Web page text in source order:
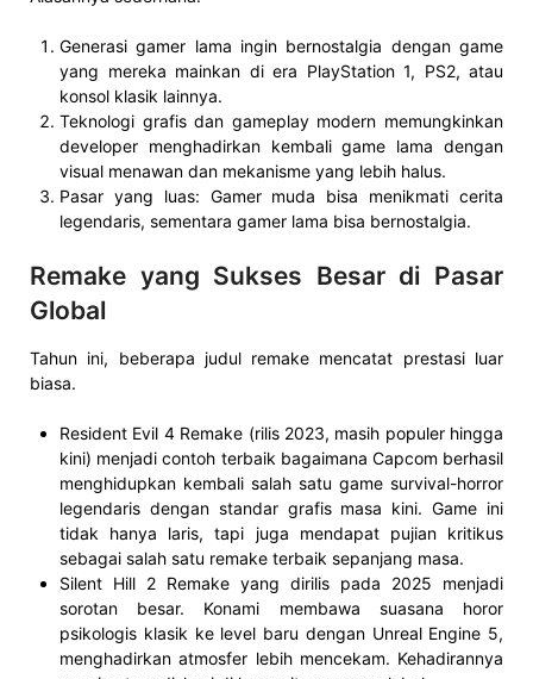
Generasi gamer lama ingin bernostalgia dengan game
yang mereka mainkan di era PlayStation 1, PS2, atau
konsol klasik lainnya.
Teknologi grafis dan gameplay modern memungkinkan
developer menghadirkan kembali game lama dengan
visual menawan dan mekanisme yang lebih halus.
Pasar yang luas: Gamer muda bisa menikmati cerita
legendaris, sementara gamer lama bisa bernostalgia.
Remake yang Sukses Besar di Pasar
Global
Tahun ini, beberapa judul remake mencatat prestasi luar
biasa.
Resident Evil 4 Remake (rilis 2023, masih populer hingga
kini) menjadi contoh terbaik bagaimana Capcom berhasil
menghidupkan kembali salah satu game survival-horror
legendaris dengan standar grafis masa kini. Game ini
tidak hanya laris, tapi juga mendapat pujian kritikus
sebagai salah satu remake terbaik sepanjang masa.
Silent Hill 2 Remake yang dirilis pada 2025 menjadi
sorotan besar. Konami membawa suasana horor
psikologis klasik ke level baru dengan Unreal Engine 5,
menghadirkan atmosfer lebih mencekam. Kehadirannya